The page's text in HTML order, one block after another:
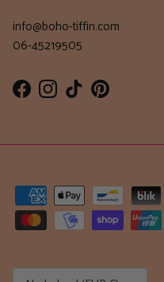
info@boho-tiffin.com
06-45219505
FacebookInstagram
TikTokPinterest
Land/Regio